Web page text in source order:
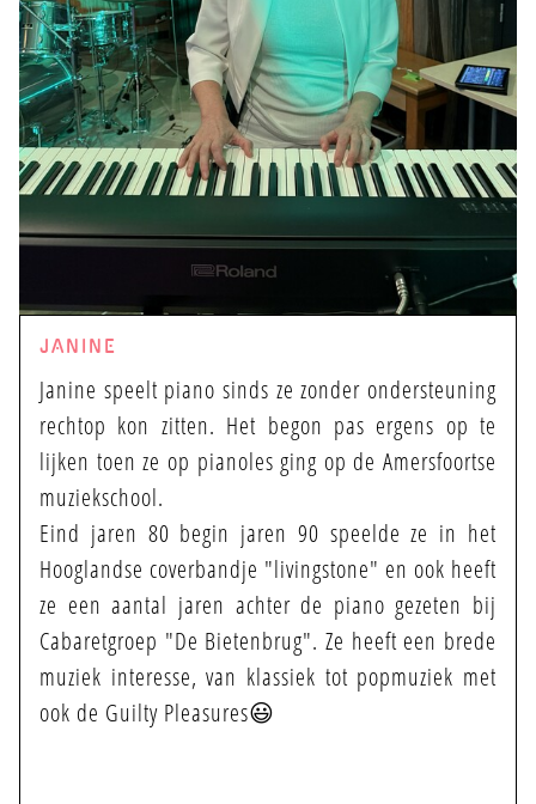
HOME
JANINE
Janine speelt piano sinds ze zonder ondersteuning
rechtop kon zitten. Het begon pas ergens op te
lijken toen ze op pianoles ging op de Amersfoortse
muziekschool.
Eind jaren 80 begin jaren 90 speelde ze in het
Hooglandse coverbandje "livingstone" en ook heeft
ze een aantal jaren achter de piano gezeten bij
Cabaretgroep "De Bietenbrug". Ze heeft een brede
muziek interesse, van klassiek tot popmuziek met
ook de Guilty Pleasures😃